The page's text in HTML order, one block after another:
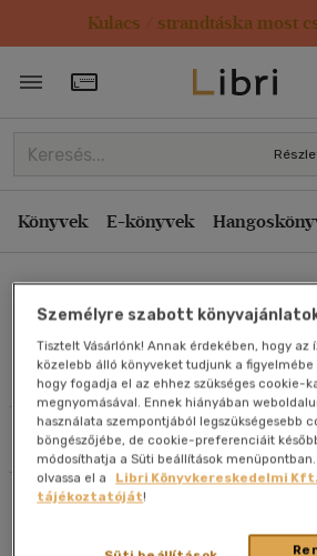
Kulacs / strandtáska most
Törzsvásárlói Kártya adatai
Könyvek E-könyvek
Művei
Szűrés
Rendezés
Kiadás éve szerint csökkenő
Ár szerint csökkenő
Eladott darabszám szerint
Eladott darabszám szerint
Cím szerint A-Z
Szerző szerint A-Z
Megjelenítés
20 db / oldal
Személyre szabott
Tisztelt Vásárlónk! Annak érdekében, hogy az
közelebb álló könyveket tudjunk a
hogy fogadja el az ehhez szükséges cookie-
megnyomásával. Ennek hiányában
használata szempontjából legszükségesebb
böngészőjébe, de cookie-preferenciáit
módosíthatja a Süti beállítások
olvassa el a
Libri Könyvkereskedelmi
tájékoztatóját!